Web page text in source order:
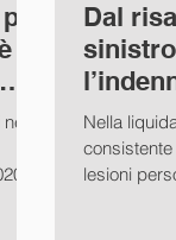
Dal
Civ., se
Nella
lesioni